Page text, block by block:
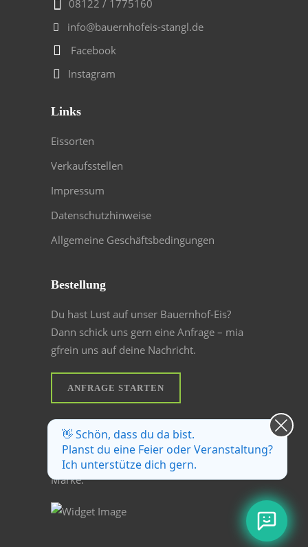
08122 / 1775160
info@bauernhofeis-stangl.de
Facebook
Instagram
Links
Eissorten
Verkaufsstellen
Impressum
Datenschutzhinweise
Allgemeine Geschäftsbedingungen
Bestellung
Du hast Lust auf unser Bauernhof-Eis?
Dann schick uns gern eine Anfrage – mia
gfrein uns auf deine Nachricht.
ANFRAGE STARTEN
Echt regional
Wir sind stolzes Mitglied der regionalen
Marke:
👋 Schön, dass du da bist.
Planst du eine Feier oder Veranstaltung?
Ich unterstütze dich gern.